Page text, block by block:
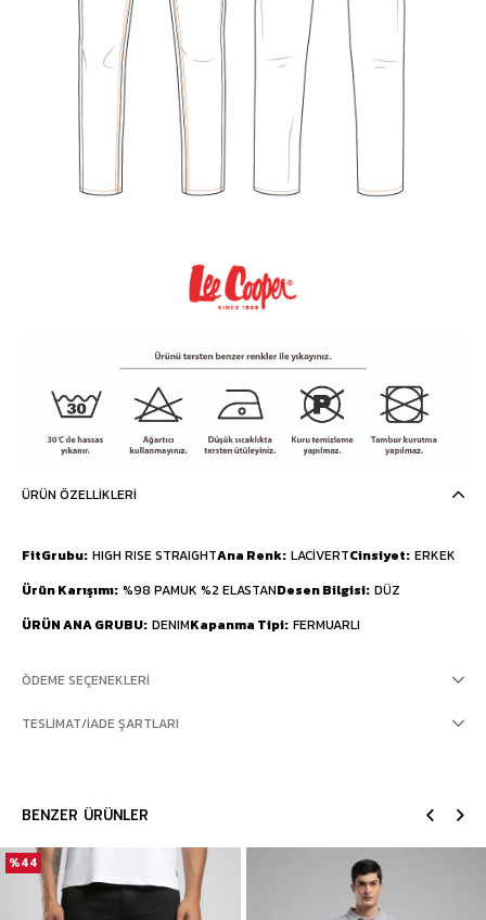
ÜRÜN ÖZELLIKLERI
FitGrubu HIGH RISE STRAIGHTAna Renk LACİVERTCinsiyet ERKEK
Ürün Karışımı %98 PAMUK %2 ELASTANDesen Bilgisi DÜZ
ÜRÜN ANA GRUBU DENIMKapanma Tipi FERMUARLI
ÖDEME SEÇENEKLERI
TESLIMAT/İADE ŞARTLARI
BENZER ÜRÜNLER
%44